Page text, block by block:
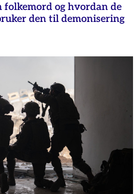
folkemord og hvordan de
den til demonisering